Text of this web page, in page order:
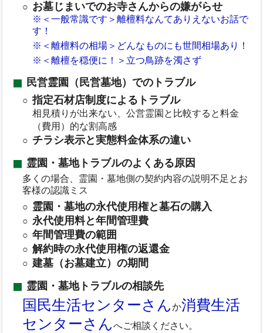
お墓じまいでのお寺さんからの嫌がらせ
※＜一般常識です＞離檀料なんてありえないお話で
す！
※＜離檀料の相場＞どんなものにも世間相場あり！
※＜離檀を穏便に！＞立つ鳥跡を濁さず
民営霊園（民営墓地）でのトラブル
指定石材店制度によるトラブル
相見積りが出来ない、公営霊園と比較すると料金
（費用）的な割高感
チラシ表示と実態料金体系の違い
霊園・墓地トラブルのよくある原因
多くの場合、霊園・墓地側の契約内容の説明不足とお
客様の認識ミス
霊園・墓地の永代使用権と墓石の購入
永代使用料と年間管理費
年間管理費の範囲
解約時の永代使用権の返還金
建墓（お墓建立）の期間
霊園・墓地トラブルの相談先
国民生活センターさんか消費生活
センターさんへご相談ください。